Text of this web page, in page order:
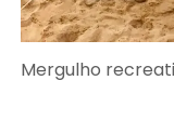
Mergulho